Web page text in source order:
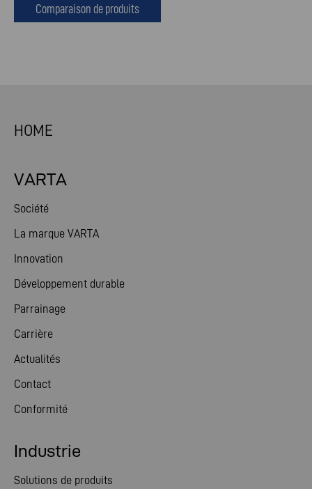
Comparaison de produits
HOME
VARTA
Société
La marque VARTA
Innovation
Développement durable
Parrainage
Carrière
Actualités
Contact
Conformité
Industrie
Solutions de produits